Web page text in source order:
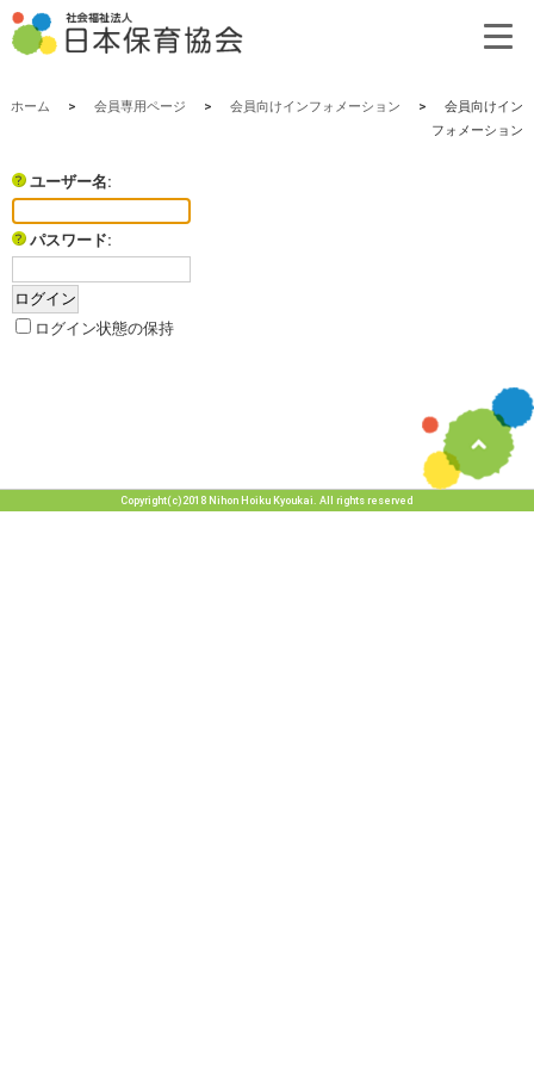
ホーム > 会員専用ページ > 会員向けインフォメーション >
会員向けイン
フォメーション
ユーザー名:
パスワード:
ログイン状態の保持
Copyright(c)2018 Nihon Hoiku Kyoukai. All rights reserved